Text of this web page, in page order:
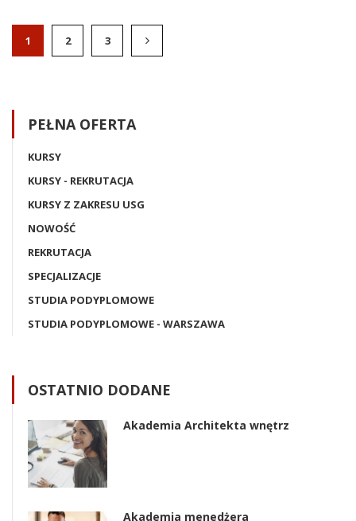
1 2 3
PEŁNA OFERTA
KURSY
KURSY - REKRUTACJA
KURSY Z ZAKRESU USG
NOWOŚĆ
REKRUTACJA
SPECJALIZACJE
STUDIA PODYPLOMOWE
STUDIA PODYPLOMOWE - WARSZAWA
OSTATNIO DODANE
Akademia Architekta wnętrz
Akademia menedżera